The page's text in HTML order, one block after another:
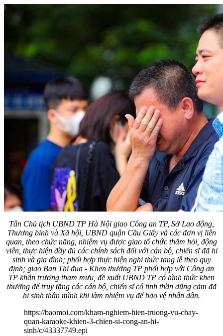
Tân Chủ tịch UBND TP Hà Nội giao Công an TP, Sở Lao động,
Thương binh và Xã hội, UBND quận Cầu Giấy và các đơn vị liên
quan, theo chức năng, nhiệm vụ được giao tổ chức thăm hỏi, động
viên, thực hiện đầy đủ các chính sách đối với cán bộ, chiến sĩ đã hi
sinh và gia đình; phối hợp thực hiện nghi thức tang lễ theo quy
định; giao Ban Thi đua - Khen thưởng TP phối hợp với Công an
TP khẩn trương tham mưu, đề xuất UBND TP có hình thức khen
thưởng để truy tặng các cán bộ, chiến sĩ có tinh thần dũng cảm đã
hi sinh thân mình khi làm nhiệm vụ để bảo vệ nhân dân.
https://baomoi.com/kham-nghiem-hien-truong-vu-chay-
quan-karaoke-khien-3-chien-si-cong-an-hi-
sinh/c/43337749.epi